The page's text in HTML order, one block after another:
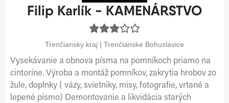
Filip Karlík - KAMENÁRSTVO
Trenčiansky kraj | Trenčianske Bohuslavice
Vysekávanie a obnova písma na pomníkoch priamo na
cintoríne. Výroba a montáž pomníkov, zakrytia hrobov zo
žule, doplnky ( vázy, svietniky, misy, fotografie, vrtané a
lepené písmo) Demontovanie a likvidácia starých